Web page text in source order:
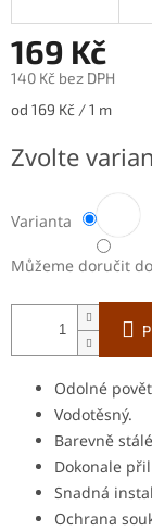
169 Kč
140 Kč bez DPH
Měrná
od 169 Kč / 1 m
Zvolte
Varianta
Můžeme doručit
Odolné
Vodotěsný.
Barevně
Dokonale
Snadná
Ochrana